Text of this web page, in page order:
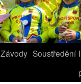
Závody Soustředění